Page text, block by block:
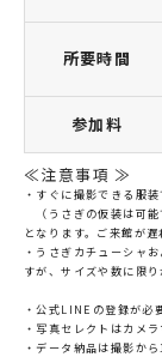
所要時間
参加料
≪注意事項 ≫
・すぐに撮影できる服
（うさぎの仮装は可能
となります。ご来館が
・うさぎカチューシャ
すが、サイズや数に限り
・公式LINEの登録が必
・写真セレクトはカメ
・データ納品は撮影か